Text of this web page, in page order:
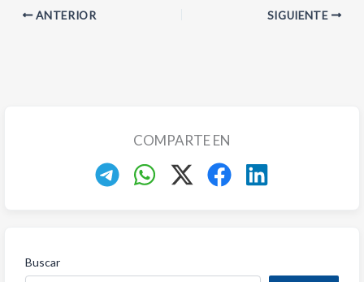
ANTERIOR SIGUIENTE
COMPARTE EN
Buscar